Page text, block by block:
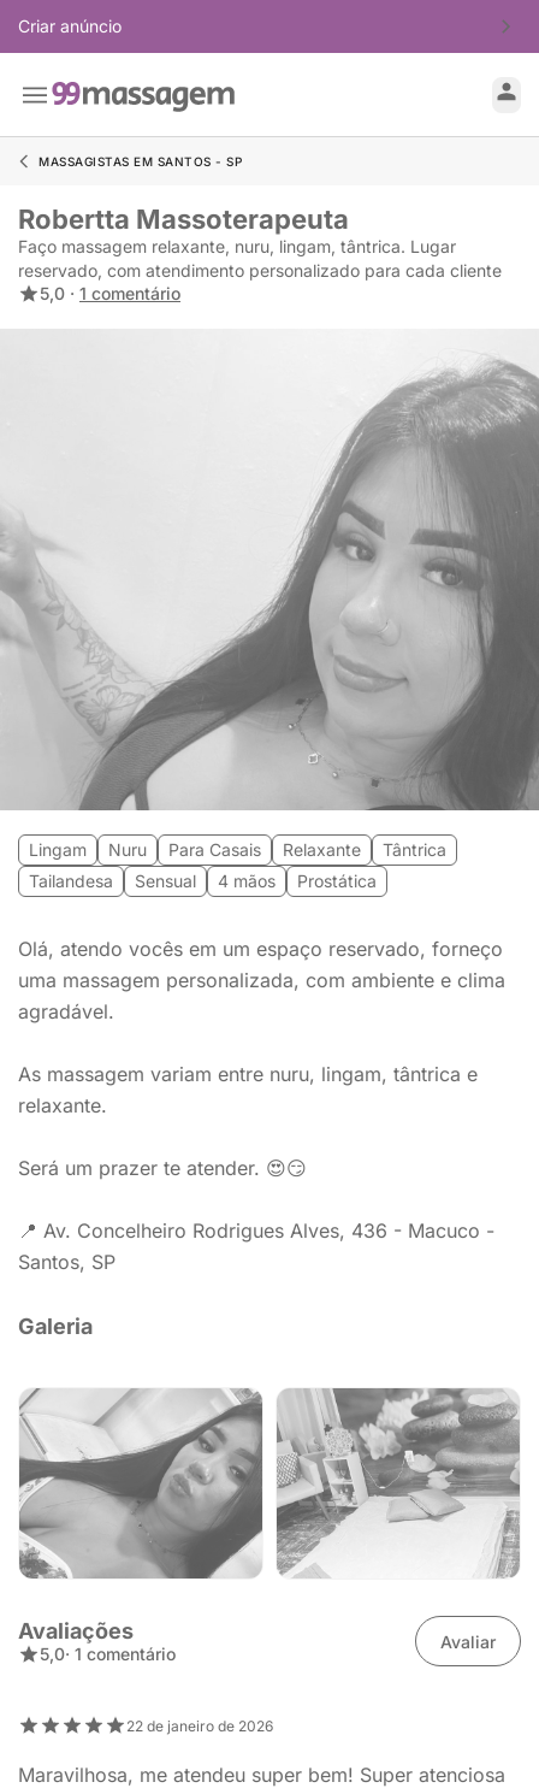
Criar anúncio
MASSAGISTAS EM SANTOS - SP
Robertta Massoterapeuta
Faço massagem relaxante, nuru, lingam, tântrica. Lugar
reservado, com atendimento personalizado para cada cliente
5,0 · 1 comentário
Lingam Nuru Para Casais Relaxante
Tântrica
Tailandesa
Sensual 4 mãos Prostática
Olá, atendo vocês em um espaço reservado, forneço
uma massagem personalizada, com ambiente e clima
agradável.
As massagem variam entre nuru, lingam, tântrica e
relaxante.
Será um prazer te atender. 😍😏
📍 Av. Concelheiro Rodrigues Alves, 436 - Macuco -
Santos, SP
Galeria
Avaliações
5,0· 1 comentário
Avaliar
22 de janeiro de 2026
Maravilhosa, me atendeu super bem! Super atenciosa